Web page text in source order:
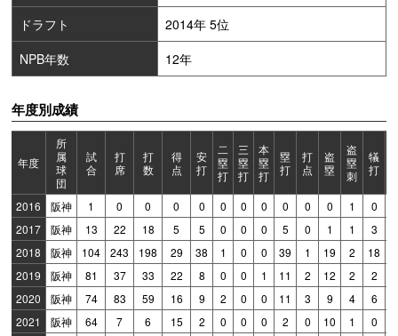
ドラフト
2014年 5位
NPB年数
12年
年度別成績
年度
所
属
球
団
試
合
打
席
打
数
得
点
安
打
二
塁
打
三
塁
打
本
塁
打
塁
打
打
点
盗
塁
盗
塁
刺
犠
打
2016 阪神 1 0 0 0 0 0 0 0 0 0 0 1 0
2017
阪神 13 22 18 5 5 0 0 0 5 0 1 1 3
2018
阪神 104 243 198 29 38 1 0 0 39 1 19 2 18
2019
阪神 81 37 33 22 8 0 0 1 11 2 12 2 2
2020
阪神 74 83 59 16 9 2 0 0 11 3 9 4 6
2021
阪神 64 7 6 15 2 0 0 0 2 0 10 1 0